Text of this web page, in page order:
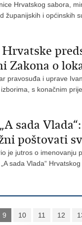
Hrvatskog sabora,
županijskih i općinskih
Zakona o
pravosuđa i uprave
s konačnim
sada
poštovati
je jutros o imenovanju
sada Vlada“ Hrvatskog
9 10 11 12